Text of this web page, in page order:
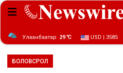
Улаанбаатар: 29 ℃ USD | 3585
БОЛОВСРОЛ